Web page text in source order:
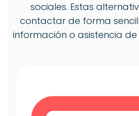
sociales. Estas
contactar de forma
información o asistencia